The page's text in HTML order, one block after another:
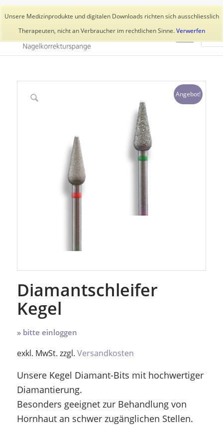
Unsere Medizinprodukte und digitalen Downloads richten sich ausschliesslich
Therapeuten, nicht an Verbraucher im rechtlichen Sinne.Verwerfen
Aktuelles Trainer 👥 Kundenkonto
Angebot!
Diamantschleifer
Kegel
» bitte einloggen
exkl. MwSt. zzgl. Versandkosten
Unsere Kegel Diamant-Bits mit hochwertiger
Diamantierung.
Besonders geeignet zur Behandlung von
Hornhaut an schwer zugänglichen Stellen.